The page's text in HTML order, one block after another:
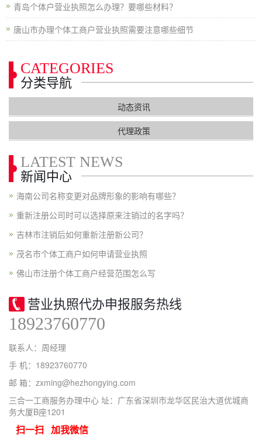
青岛个体户营业执照怎么办理？要哪些材料？
唐山市办理个体工商户营业执照需要注意哪些细节
CATEGORIES
分类导航
动态资讯
代理政策
LATEST NEWS
新闻中心
海南公司名称变更对品牌形象的影响有哪些？
重新注册公司时可以选择原来注销过的名字吗？
吉林市注销后如何重新注册新公司？
茂名市个体工商户如何申请营业执照
佛山市注册个体工商户经营范围怎么写
营业执照代办申报服务热线
18923760770
联系人：周经理
手 机：18923760770
邮 箱：zxming@hezhongying.com
三合一工商服务办理中心 址：广东省深圳市龙华区民治大道优城商
务大厦B座1201
扫一扫 加我微信